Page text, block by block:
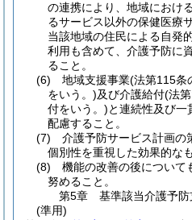
の連携により、地域におけ
るサービス以外の保健医療
当該地域の住民による自発
利用も含めて、介護予防に
ること。
(6)
地域支援事業(法第115条
をいう。)及び介護給付(法
付をいう。)と連続性及び一
配慮すること。
(7)
介護予防サービス計画の
個別性を重視した効果的な
(8)
機能の改善の後について
努めること。
第5章
基準該当介護予
(準用)